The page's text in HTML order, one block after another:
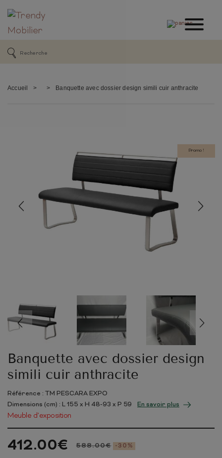
Accueil > > Banquette avec dossier design simili cuir anthracite
Promo !
Banquette avec dossier design
simili cuir anthracite
Référence : TM PESCARA EXPO
Dimensions (cm) : L155 x H 48-93 x P 59 En savoir plus
Meuble d’exposition
588.00€ -30%
412.00€